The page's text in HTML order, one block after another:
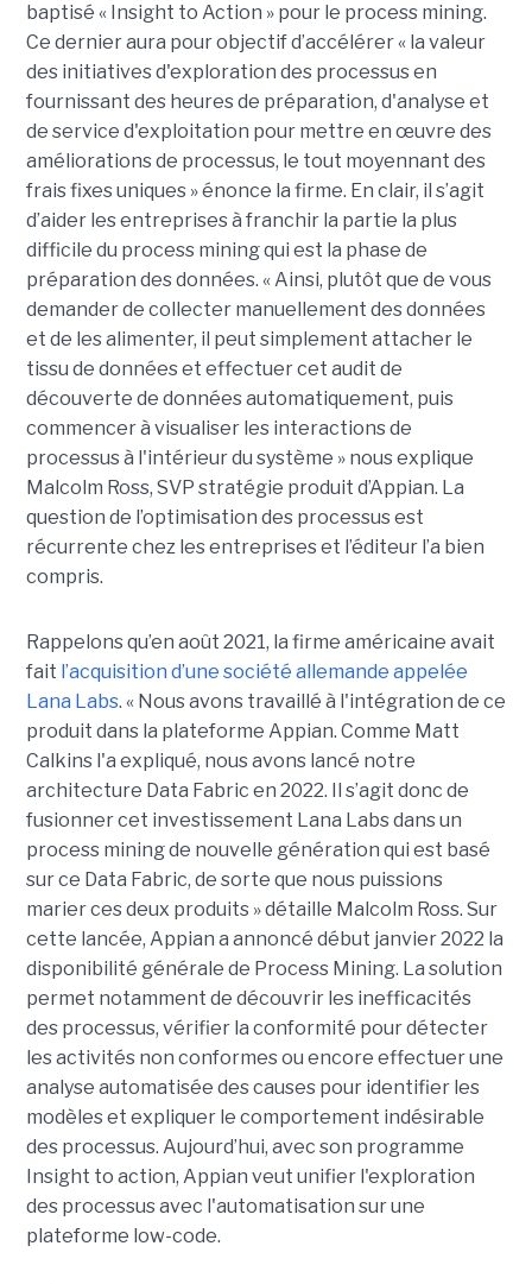
baptisé « Insight to Action » pour le process mining.
Ce dernier aura pour objectif d’accélérer « la valeur
des initiatives d'exploration des processus en
fournissant des heures de préparation, d'analyse et
de service d'exploitation pour mettre en œuvre des
améliorations de processus, le tout moyennant des
frais fixes uniques » énonce la firme. En clair, il s’agit
d’aider les entreprises à franchir la partie la plus
difficile du process mining qui est la phase de
préparation des données. « Ainsi, plutôt que de vous
demander de collecter manuellement des données
et de les alimenter, il peut simplement attacher le
tissu de données et effectuer cet audit de
découverte de données automatiquement, puis
commencer à visualiser les interactions de
processus à l'intérieur du système » nous explique
Malcolm Ross, SVP stratégie produit d’Appian. La
question de l’optimisation des processus est
récurrente chez les entreprises et l’éditeur l’a bien
compris.
Rappelons qu’en août 2021, la firme américaine avait
fait l’acquisition d’une société allemande appelée
Lana Labs. « Nous avons travaillé à l'intégration de ce
produit dans la plateforme Appian. Comme Matt
Calkins l'a expliqué, nous avons lancé notre
architecture Data Fabric en 2022. Il s’agit donc de
fusionner cet investissement Lana Labs dans un
process mining de nouvelle génération qui est basé
sur ce Data Fabric, de sorte que nous puissions
marier ces deux produits » détaille Malcolm Ross. Sur
cette lancée, Appian a annoncé début janvier 2022 la
disponibilité générale de Process Mining. La solution
permet notamment de découvrir les inefficacités
des processus, vérifier la conformité pour détecter
les activités non conformes ou encore effectuer une
analyse automatisée des causes pour identifier les
modèles et expliquer le comportement indésirable
des processus. Aujourd’hui, avec son programme
Insight to action, Appian veut unifier l'exploration
des processus avec l'automatisation sur une
plateforme low-code.